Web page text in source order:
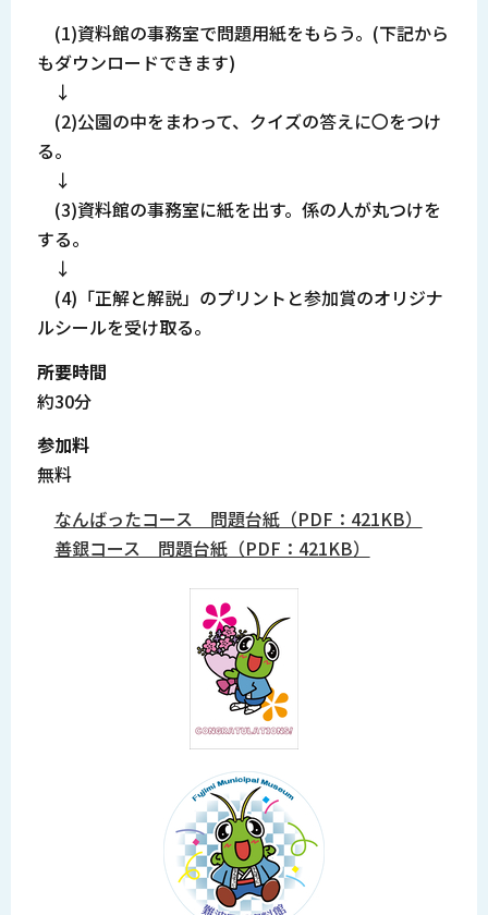
(1)資料館の事務室で問題用紙をもらう。(下記から
もダウンロードできます)
↓
(2)公園の中をまわって、クイズの答えに〇をつけ
る。
↓
(3)資料館の事務室に紙を出す。係の人が丸つけを
する。
↓
(4)「正解と解説」のプリントと参加賞のオリジナ
ルシールを受け取る。
所要時間
約30分
参加料
無料
なんばったコース 問題台紙（PDF：421KB）
善銀コース 問題台紙（PDF：421KB）